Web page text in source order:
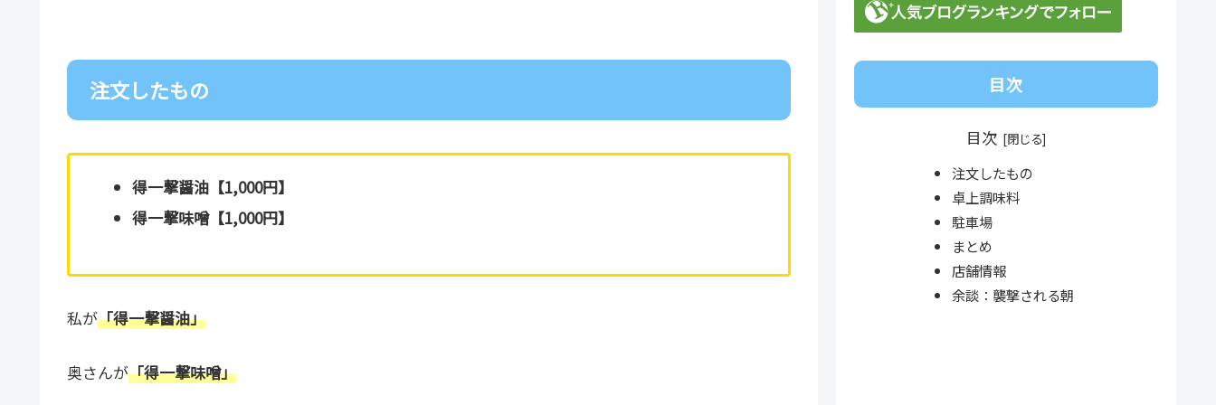
注文したもの
得一撃醤油【1,000円】
得一撃味噌【1,000円】
私が「得一撃醤油」
奥さんが「得一撃味噌」
目次
目次
注文したもの
卓上調味料
駐車場
まとめ
店舗情報
余談：襲撃される朝